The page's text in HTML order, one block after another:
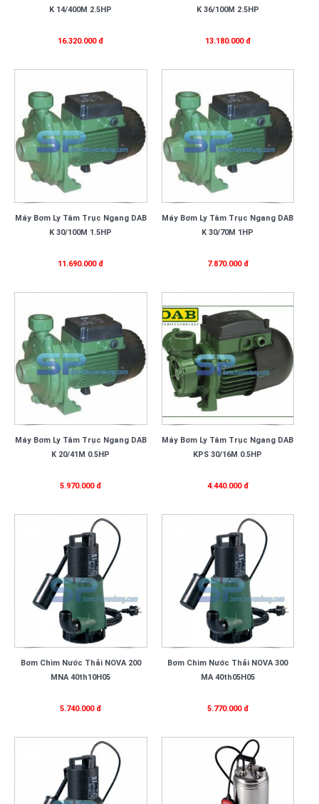
K 14/400M 2.5HP
16.320.000 đ
K 36/100M 2.5HP
13.180.000 đ
Máy Bơm Ly Tâm Trục Ngang DAB
K 30/100M 1.5HP
11.690.000 đ
Máy Bơm Ly Tâm Trục Ngang DAB
K 30/70M 1HP
7.870.000 đ
Máy Bơm Ly Tâm Trục Ngang DAB
K 20/41M 0.5HP
5.970.000 đ
Máy Bơm Ly Tâm Trục Ngang DAB
KPS 30/16M 0.5HP
4.440.000 đ
Bơm Chìm Nước Thải NOVA 200
MNA 40th10H05
5.740.000 đ
Bơm Chìm Nước Thải NOVA 300
MA 40th05H05
5.770.000 đ